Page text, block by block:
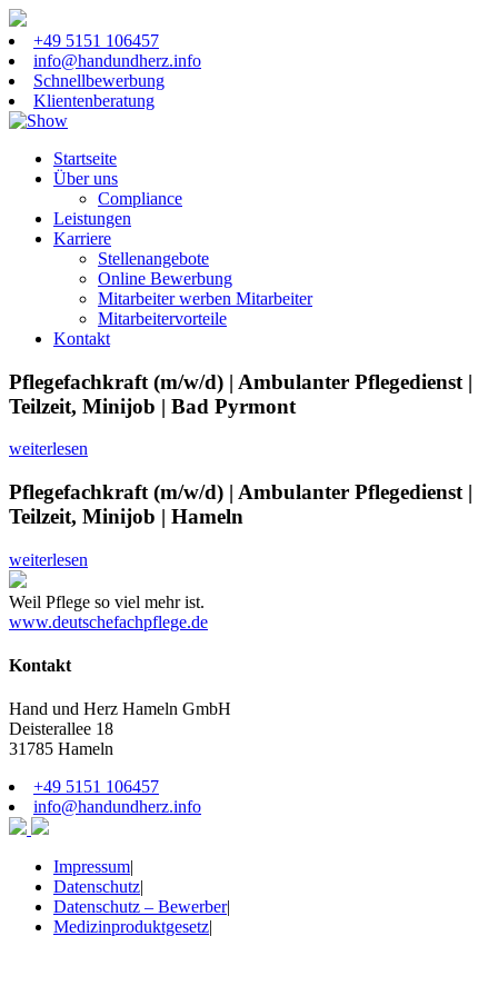
+49 5151 106457
info@handundherz.info
Schnellbewerbung
Klientenberatung
Startseite
Über uns
Compliance
Leistungen
Karriere
Stellenangebote
Online Bewerbung
Mitarbeiter werben Mitarbeiter
Mitarbeitervorteile
Kontakt
Pflegefachkraft (m/w/d) | Ambulanter Pflegedienst |
Teilzeit, Minijob | Bad Pyrmont
weiterlesen
Pflegefachkraft (m/w/d) | Ambulanter Pflegedienst |
Teilzeit, Minijob | Hameln
weiterlesen
Weil Pflege so viel mehr ist.
www.deutschefachpflege.de
Kontakt
Hand und Herz Hameln GmbH
Deisterallee 18
31785 Hameln
+49 5151 106457
info@handundherz.info
Impressum|
Datenschutz|
Datenschutz – Bewerber|
Medizinproduktgesetz|